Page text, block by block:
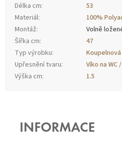
Délka cm:
53
Materiál:
100%
Montáž:
Volně
Šířka cm:
47
Typ výrobku:
Upřesnění tvaru:
Víko na WC
Výška cm:
1.5
INFORMACE